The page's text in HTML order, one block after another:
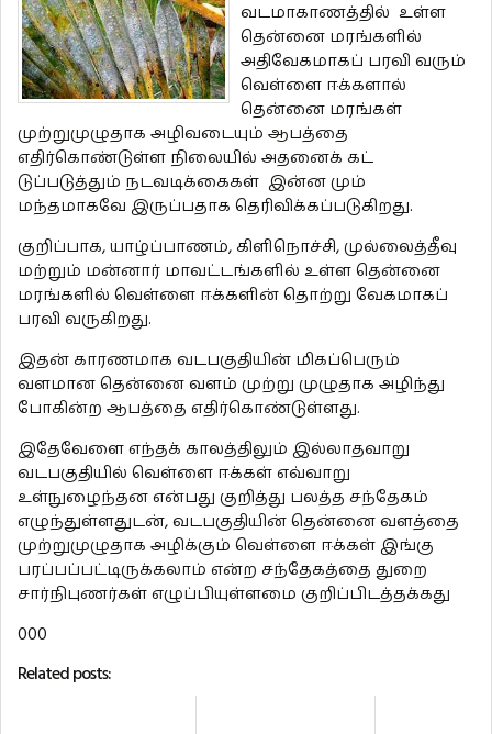
வடமாகாணத்தில் உள்ள
தென்னை மரங்களில்
அதிவேகமாகப் பரவி வரும்
வெள்ளை ஈக்களால்
தென்னை மரங்கள்
முற்றுமுழுதாக அழிவடையும் ஆபத்தை
எதிர்கொண்டுள்ள நிலையில் அதனைக் கட்
டுப்படுத்தும் நடவடிக்கைகள் இன்ன மும்
மந்தமாகவே இருப்பதாக தெரிவிக்கப்படுகிறது.
குறிப்பாக, யாழ்ப்பாணம், கிளிநொச்சி, முல்லைத்தீவு
மற்றும் மன்னார் மாவட்டங்களில் உள்ள தென்னை
மரங்களில் வெள்ளை ஈக்களின் தொற்று வேகமாகப்
பரவி வருகிறது.
இதன் காரணமாக வடபகுதியின் மிகப்பெரும்
வளமான தென்னை வளம் முற்று முழுதாக அழிந்து
போகின்ற ஆபத்தை எதிர்கொண்டுள்ளது.
இதேவேளை எந்தக் காலத்திலும் இல்லாதவாறு
வடபகுதியில் வெள்ளை ஈக்கள் எவ்வாறு
உள்நுழைந்தன என்பது குறித்து பலத்த சந்தேகம்
எழுந்துள்ளதுடன், வடபகுதியின் தென்னை வளத்தை
முற்றுமுழுதாக அழிக்கும் வெள்ளை ஈக்கள் இங்கு
பரப்பப்பட்டிருக்கலாம் என்ற சந்தேகத்தை துறை
சார்நிபுணர்கள் எழுப்பியுள்ளமை குறிப்பிடத்தக்கது
000
Related posts: